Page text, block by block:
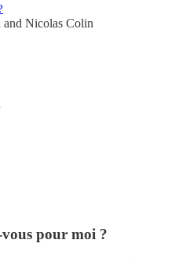
and Nicolas Colin
pour moi ?